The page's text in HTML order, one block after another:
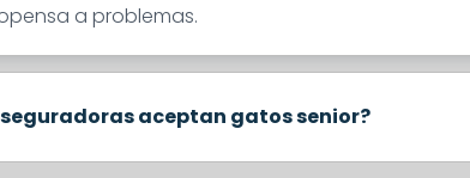
a problemas.
aceptan gatos senior?